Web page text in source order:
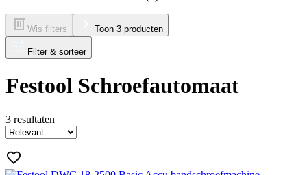
Wis filters Toon 3 producten
Filter & sorteer
Festool Schroefautomaat
3 resultaten